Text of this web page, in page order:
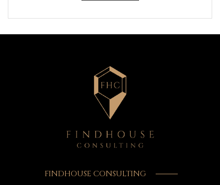
FINDHOUSE CONSULTING